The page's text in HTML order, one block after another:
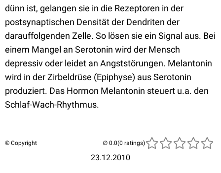
dünn ist, gelangen sie in die Rezeptoren in der
postsynaptischen Densität der Dendriten der
darauffolgenden Zelle. So lösen sie ein Signal aus. Bei
einem Mangel an Serotonin wird der Mensch
depressiv oder leidet an Angststörungen. Melantonin
wird in der Zirbeldrüse (Epiphyse) aus Serotonin
produziert. Das Hormon Melantonin steuert u.a. den
Schlaf-Wach-Rhythmus.
© Copyright
23.12.2010
(0 ratings)